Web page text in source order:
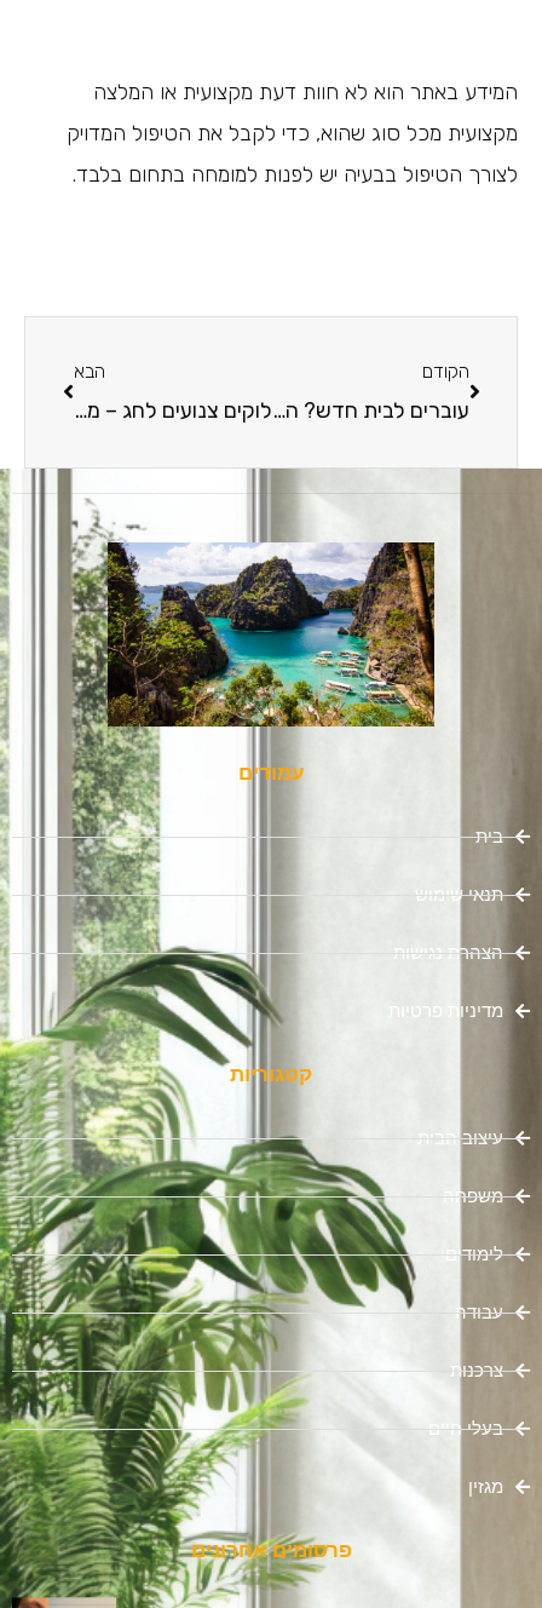
המידע באתר הוא לא חוות דעת מקצועית או המלצה
מקצועית מכל סוג שהוא, כדי לקבל את הטיפול המדויק
לצורך הטיפול בבעיה יש לפנות למומחה בתחום בלבד.
הקודם
עוברים לבית חדש? הינה רשימת הציוד למטבח הביתי
הבא
לוקים צנועים לחג – מבלי להתפשר על הסטייל!
עמודים
בית
תנאי שימוש
הצהרת נגישות
מדיניות פרטיות
קטגוריות
עיצוב הבית
משפחה
לימודים
עבודה
צרכנות
בעלי חיים
מגזין
פרסומים אחרונים